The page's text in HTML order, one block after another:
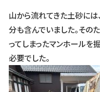
山から流れてきた土砂には
分も含んでいました。その
ってしまったマンホールを
必要でした。